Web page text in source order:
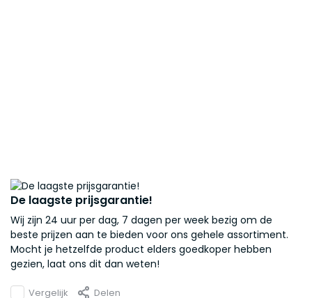
De laagste prijsgarantie!
Wij zijn 24 uur per dag, 7 dagen per week bezig om de
beste prijzen aan te bieden voor ons gehele assortiment.
Mocht je hetzelfde product elders goedkoper hebben
gezien, laat ons dit dan weten!
Vergelijk Delen